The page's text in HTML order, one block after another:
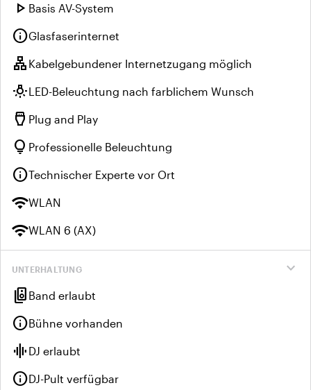
play_arrow Basis AV-System
infoGlasfaserinternet
lan Kabelgebundener Internetzugang möglich
wb_incandescentLED-Beleuchtung nach farblichem Wunsch
settings_input_hdmi Plug and Play
lightbulb Professionelle Beleuchtung
infoTechnischer Experte vor Ort
wifiWLAN
wifiWLAN 6 (AX)
expand_more
UNTERHALTUNG
speaker_group Band erlaubt
infoBühne vorhanden
graphic_eq DJ erlaubt
infoDJ-Pult verfügbar